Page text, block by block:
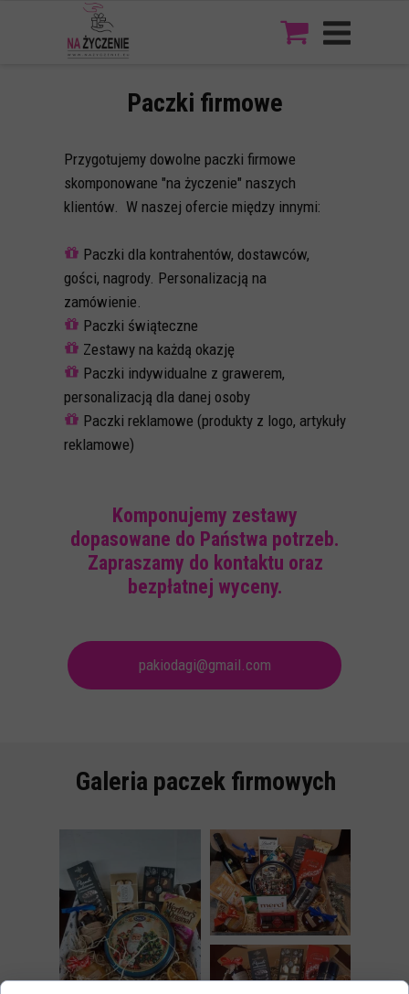
pakiodagi@gmail.com
Galeria paczek firmowych
Przygotujemy dowolne paczki firmowe
skomponowane "na życzenie" naszych
klientów. W naszej ofercie między innymi:
Paczki dla kontrahentów, dostawców,
gości, nagrody. Personalizacją na
zamówienie.
Paczki świąteczne
Zestawy na każdą okazję
Paczki indywidualne z grawerem,
personalizacją dla danej osoby
Paczki reklamowe (produkty z logo, artykuły
reklamowe)
Komponujemy zestawy
dopasowane do Państwa potrzeb.
Zapraszamy do kontaktu oraz
bezpłatnej wyceny.
Paczki firmowe